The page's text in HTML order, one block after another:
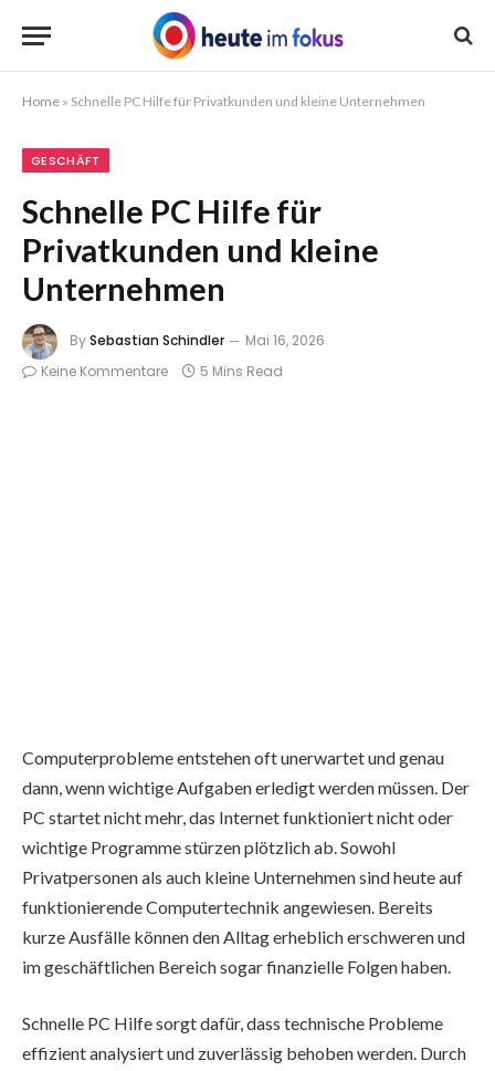
Home » Schnelle PC Hilfe für Privatkunden und kleine Unternehmen
GESCHÄFT
Schnelle PC Hilfe für
Privatkunden und kleine
Unternehmen
BySebastian Schindler
Mai 16, 2026
Keine Kommentare
5 Mins Read
Computerprobleme entstehen oft unerwartet und genau
dann, wenn wichtige Aufgaben erledigt werden müssen. Der
PC startet nicht mehr, das Internet funktioniert nicht oder
wichtige Programme stürzen plötzlich ab. Sowohl
Privatpersonen als auch kleine Unternehmen sind heute auf
funktionierende Computertechnik angewiesen. Bereits
kurze Ausfälle können den Alltag erheblich erschweren und
im geschäftlichen Bereich sogar finanzielle Folgen haben.
Schnelle PC Hilfe sorgt dafür, dass technische Probleme
effizient analysiert und zuverlässig behoben werden. Durch